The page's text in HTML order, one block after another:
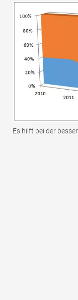
Es hilft bei der